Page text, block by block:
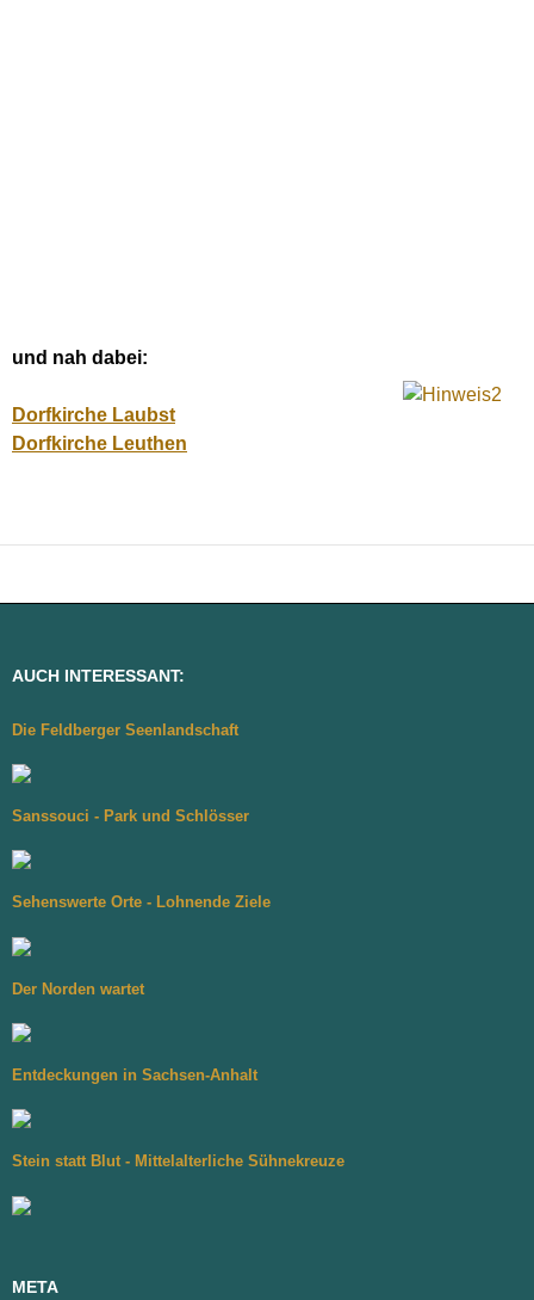
und nah dabei:
Dorfkirche Laubst
Dorfkirche Leuthen
AUCH INTERESSANT:
Die Feldberger Seenlandschaft
Sanssouci - Park und Schlösser
Sehenswerte Orte - Lohnende Ziele
Der Norden wartet
Entdeckungen in Sachsen-Anhalt
Stein statt Blut - Mittelalterliche Sühnekreuze
META